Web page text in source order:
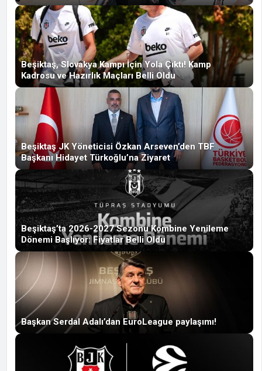
Beşiktaş, Slovakya Kampı İçin Yola Çıktı! Kamp
Kadrosu ve Hazırlık Maçları Belli Oldu
Beşiktaş JK Yöneticisi Özkan Arseven’den TBF
Başkanı Hidayet Türkoğlu’na Ziyaret
Beşiktaş’ta 2026-2027 Sezonu Kombine Yenileme
Dönemi Başlıyor: Fiyatlar Belli Oldu
Başkan Serdal Adalı’dan EuroLeague paylaşımı!